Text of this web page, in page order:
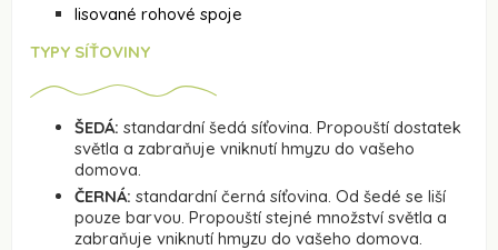
lisované rohové spoje
TYPY SÍŤOVINY
ŠEDÁ: standardní šedá síťovina. Propouští dostatek
světla a zabraňuje vniknutí hmyzu do vašeho
domova.
ČERNÁ: standardní černá síťovina. Od šedé se liší
pouze barvou. Propouští stejné množství světla a
zabraňuje vniknutí hmyzu do vašeho domova.